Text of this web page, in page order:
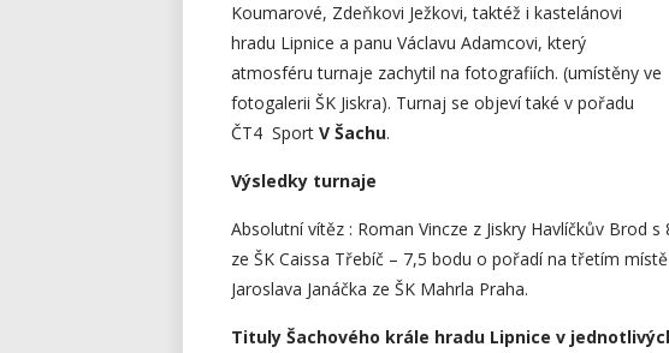
Koumarové, Zdeňkovi Ježkovi, taktéž i kastelánovi
hradu Lipnice a panu Václavu Adamcovi, který
atmosféru turnaje zachytil na fotografiích. (umístěny ve
fotogalerii ŠK Jiskra). Turnaj se objeví také v pořadu
ČT4 Sport V Šachu.
Výsledky turnaje
Absolutní vítěz : Roman Vincze z Jiskry Havlíčkův Brod
ze ŠK Caissa Třebíč – 7,5 bodu o pořadí na třetím
Jaroslava Janáčka ze ŠK Mahrla Praha.
Tituly Šachového krále hradu Lipnice v